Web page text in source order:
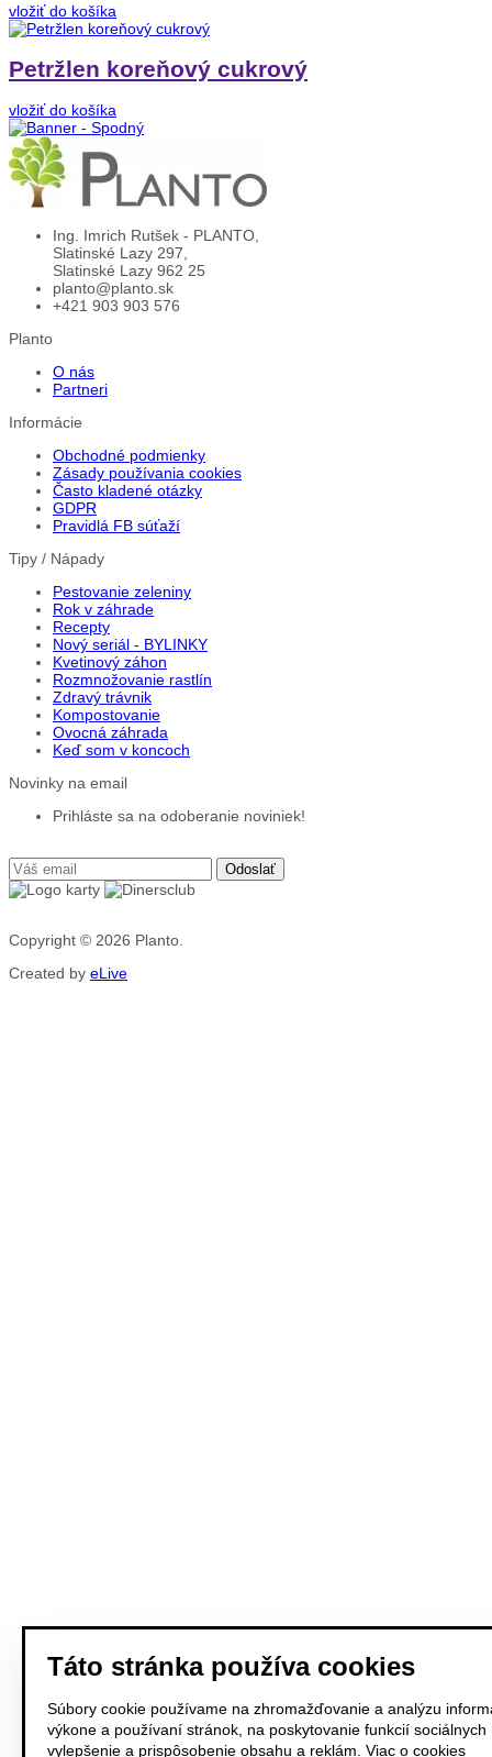
vložiť do košíka
Petržlen koreňový cukrový
vložiť do košíka
Ing. Imrich Rutšek - PLANTO,
Slatinské Lazy 297,
Slatinské Lazy 962 25
planto@planto.sk
+421 903 903 576
Planto
O nás
Partneri
Informácie
Obchodné podmienky
Zásady používania cookies
Často kladené otázky
GDPR
Pravidlá FB súťaží
Tipy / Nápady
Pestovanie zeleniny
Rok v záhrade
Recepty
Nový seriál - BYLINKY
Kvetinový záhon
Rozmnožovanie rastlín
Zdravý trávnik
Kompostovanie
Ovocná záhrada
Keď som v koncoch
Novinky na email
Prihláste sa na odoberanie noviniek!
Copyright © 2026 Planto.
Created by eLive
Táto stránka používa cookies
Súbory cookie používame na zhromažďovanie a analýzu
výkone a používaní stránok, na poskytovanie funkcií sociálnych
vylepšenie a prispôsobenie obsahu a reklám. Viac o cookies